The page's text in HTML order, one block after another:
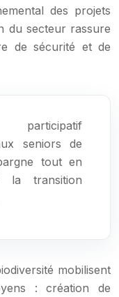
des projets
du secteur rassure
de sécurité et de
seniors de
tout en
la transition
mobilisent
: création de